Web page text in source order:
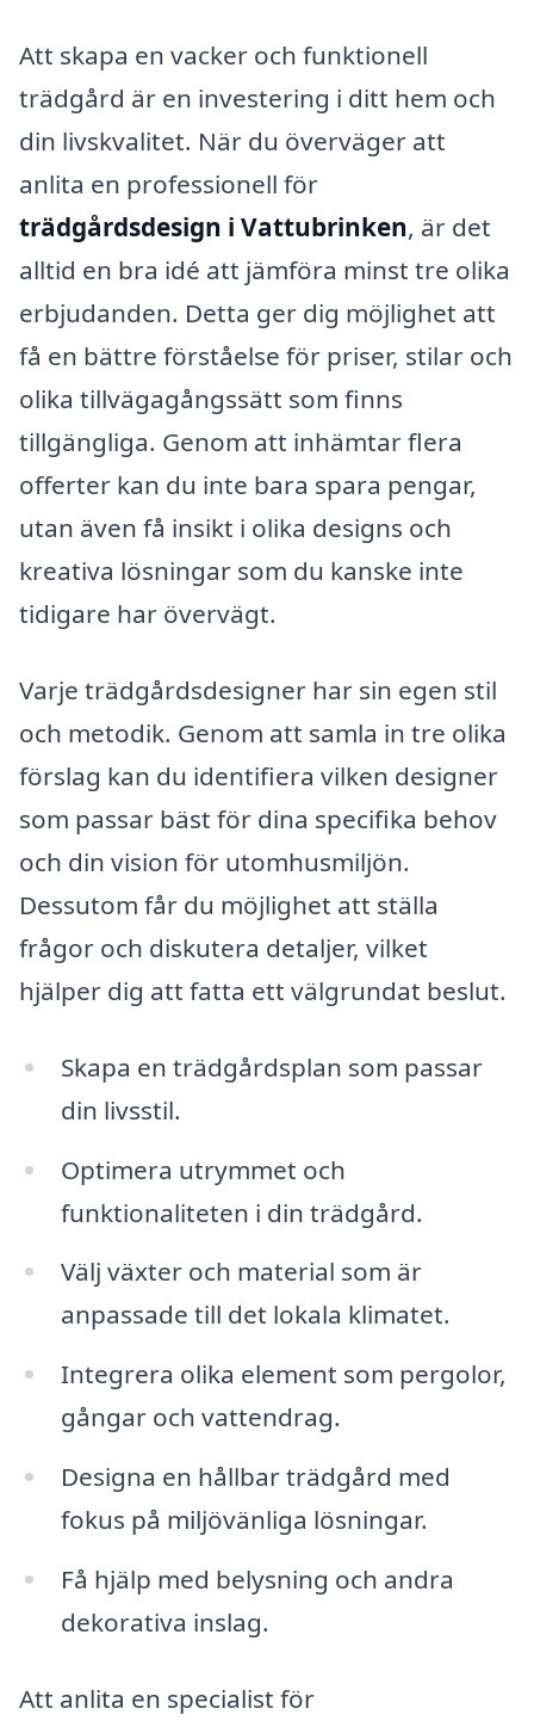
Att skapa en vacker och funktionell
trädgård är en investering i ditt hem och
din livskvalitet. När du överväger att
anlita en professionell för
trädgårdsdesign i Vattubrinken, är det
alltid en bra idé att jämföra minst tre olika
erbjudanden. Detta ger dig möjlighet att
få en bättre förståelse för priser, stilar och
olika tillvägagångssätt som finns
tillgängliga. Genom att inhämtar flera
offerter kan du inte bara spara pengar,
utan även få insikt i olika designs och
kreativa lösningar som du kanske inte
tidigare har övervägt.
Varje trädgårdsdesigner har sin egen stil
och metodik. Genom att samla in tre olika
förslag kan du identifiera vilken designer
som passar bäst för dina specifika behov
och din vision för utomhusmiljön.
Dessutom får du möjlighet att ställa
frågor och diskutera detaljer, vilket
hjälper dig att fatta ett välgrundat beslut.
Skapa en trädgårdsplan som passar
din livsstil.
Optimera utrymmet och
funktionaliteten i din trädgård.
Välj växter och material som är
anpassade till det lokala klimatet.
Integrera olika element som pergolor,
gångar och vattendrag.
Designa en hållbar trädgård med
fokus på miljövänliga lösningar.
Få hjälp med belysning och andra
dekorativa inslag.
Att anlita en specialist för